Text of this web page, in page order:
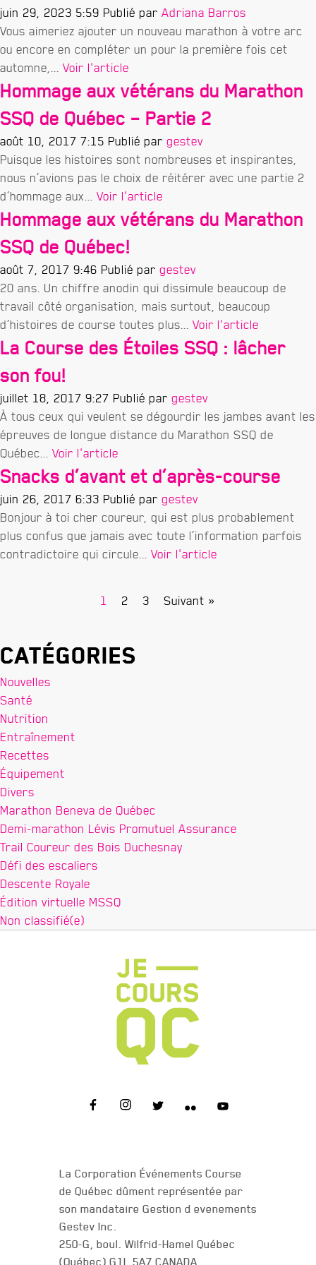
juin 29, 2023 5:59 Publié par Adriana Barros
Vous aimeriez ajouter un nouveau marathon à votre arc
ou encore en compléter un pour la première fois cet
automne,... Voir l'article
Hommage aux vétérans du Marathon
SSQ de Québec – Partie 2
août 10, 2017 7:15 Publié par gestev
Puisque les histoires sont nombreuses et inspirantes,
nous n’avions pas le choix de réitérer avec une partie 2
d’hommage aux... Voir l'article
Hommage aux vétérans du Marathon
SSQ de Québec!
août 7, 2017 9:46 Publié par gestev
20 ans. Un chiffre anodin qui dissimule beaucoup de
travail côté organisation, mais surtout, beaucoup
d’histoires de course toutes plus... Voir l'article
La Course des Étoiles SSQ : lâcher
son fou!
juillet 18, 2017 9:27 Publié par gestev
À tous ceux qui veulent se dégourdir les jambes avant les
épreuves de longue distance du Marathon SSQ de
Québec... Voir l'article
Snacks d’avant et d’après-course
juin 26, 2017 6:33 Publié par gestev
Bonjour à toi cher coureur, qui est plus probablement
plus confus que jamais avec toute l’information parfois
contradictoire qui circule... Voir l'article
1 2 3 Suivant »
Catégories
Nouvelles
Santé
Nutrition
Entraînement
Recettes
Équipement
Divers
Marathon Beneva de Québec
Demi-marathon Lévis Promutuel Assurance
Trail Coureur des Bois Duchesnay
Défi des escaliers
Descente Royale
Édition virtuelle MSSQ
Non classifié(e)
La Corporation Événements Course
de Québec dûment représentée par
son mandataire Gestion d evenements
Gestev Inc.
250-G, boul. Wilfrid-Hamel Québec
(Québec) G1L 5A7 CANADA